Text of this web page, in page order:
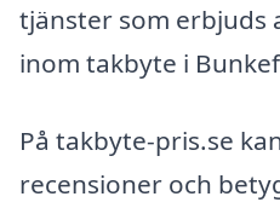
tjänster som erbjuds
inom takbyte i
På takbyte-pris.se
recensioner och